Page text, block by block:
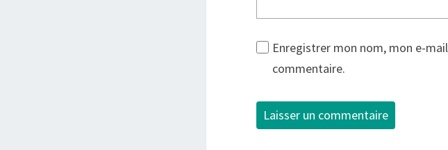
Enregistrer mon nom, mon e-
commentaire.